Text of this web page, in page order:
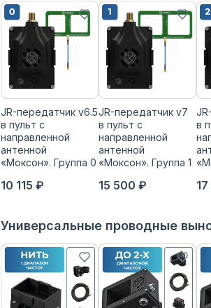
JR-передатчик v6.5
в пульт с
направленной
антенной
«Моксон». Группа 0
10 115 ₽
JR-передатчик v7
в пульт с
направленной
антенной
«Моксон». Группа 1
15 500 ₽
в
Универсальные проводные